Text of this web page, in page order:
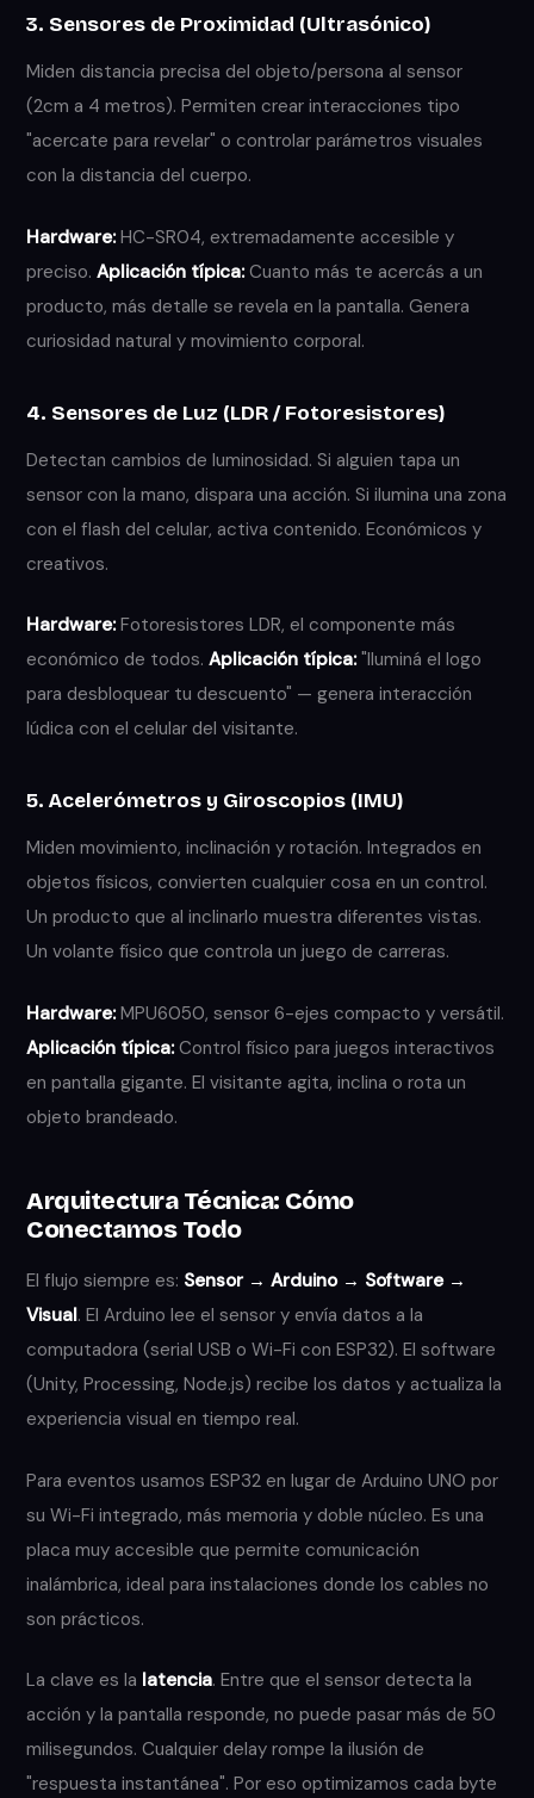
3. Sensores de Proximidad (Ultrasónico)
Miden distancia precisa del objeto/persona al sensor
(2cm a 4 metros). Permiten crear interacciones tipo
"acercate para revelar" o controlar parámetros visuales
con la distancia del cuerpo.
Hardware:HC-SR04, extremadamente accesible y
preciso.Aplicación típica:Cuanto más te acercás a un
producto, más detalle se revela en la pantalla. Genera
curiosidad natural y movimiento corporal.
4. Sensores de Luz (LDR / Fotoresistores)
Detectan cambios de luminosidad. Si alguien tapa un
sensor con la mano, dispara una acción. Si ilumina una zona
con el flash del celular, activa contenido. Económicos y
creativos.
Hardware:Fotoresistores LDR, el componente más
económico de todos.Aplicación típica:"Iluminá el logo
para desbloquear tu descuento" — genera interacción
lúdica con el celular del visitante.
5. Acelerómetros y Giroscopios (IMU)
Miden movimiento, inclinación y rotación. Integrados en
objetos físicos, convierten cualquier cosa en un control.
Un producto que al inclinarlo muestra diferentes vistas.
Un volante físico que controla un juego de carreras.
Hardware:MPU6050, sensor 6-ejes compacto y versátil.
Aplicación típica:Control físico para juegos interactivos
en pantalla gigante. El visitante agita, inclina o rota un
objeto brandeado.
Arquitectura Técnica: Cómo
Conectamos Todo
El flujo siempre es: Sensor → Arduino → Software →
Visual. El Arduino lee el sensor y envía datos a la
computadora (serial USB o Wi-Fi con ESP32). El software
(Unity, Processing, Node.js) recibe los datos y actualiza la
experiencia visual en tiempo real.
Para eventos usamos ESP32 en lugar de Arduino UNO por
su Wi-Fi integrado, más memoria y doble núcleo. Es una
placa muy accesible que permite comunicación
inalámbrica, ideal para instalaciones donde los cables no
son prácticos.
La clave es la latencia. Entre que el sensor detecta la
acción y la pantalla responde, no puede pasar más de 50
milisegundos. Cualquier delay rompe la ilusión de
"respuesta instantánea". Por eso optimizamos cada byte